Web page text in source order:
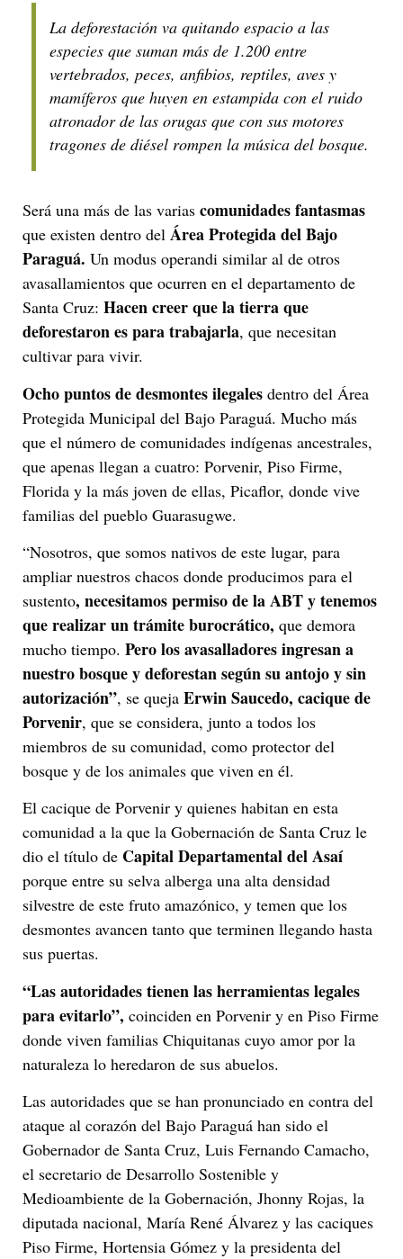
La deforestación va quitando espacio a las
especies que suman más de 1.200 entre
vertebrados, peces, anfibios, reptiles, aves y
mamíferos que huyen en estampida con el ruido
atronador de las orugas que con sus motores
tragones de diésel rompen la música del bosque.
Será una más de las varias comunidades fantasmas
que existen dentro del Área Protegida del Bajo
Paraguá. Un modus operandi similar al de otros
avasallamientos que ocurren en el departamento de
Santa Cruz: Hacen creer que la tierra que
deforestaron es para trabajarla, que necesitan
cultivar para vivir.
Ocho puntos de desmontes ilegales dentro del Área
Protegida Municipal del Bajo Paraguá. Mucho más
que el número de comunidades indígenas ancestrales,
que apenas llegan a cuatro: Porvenir, Piso Firme,
Florida y la más joven de ellas, Picaflor, donde vive
familias del pueblo Guarasugwe.
“Nosotros, que somos nativos de este lugar, para
ampliar nuestros chacos donde producimos para el
sustento, necesitamos permiso de la ABT y tenemos
que realizar un trámite burocrático, que demora
mucho tiempo. Pero los avasalladores ingresan a
nuestro bosque y deforestan según su antojo y sin
autorización”, se queja Erwin Saucedo, cacique de
Porvenir, que se considera, junto a todos los
miembros de su comunidad, como protector del
bosque y de los animales que viven en él.
El cacique de Porvenir y quienes habitan en esta
comunidad a la que la Gobernación de Santa Cruz le
dio el título de Capital Departamental del Asaí
porque entre su selva alberga una alta densidad
silvestre de este fruto amazónico, y temen que los
desmontes avancen tanto que terminen llegando hasta
sus puertas.
“Las autoridades tienen las herramientas legales
para evitarlo”, coinciden en Porvenir y en Piso Firme
donde viven familias Chiquitanas cuyo amor por la
naturaleza lo heredaron de sus abuelos.
Las autoridades que se han pronunciado en contra del
ataque al corazón del Bajo Paraguá han sido el
Gobernador de Santa Cruz, Luis Fernando Camacho,
el secretario de Desarrollo Sostenible y
Medioambiente de la Gobernación, Jhonny Rojas, la
diputada nacional, María René Álvarez y las caciques
Piso Firme, Hortensia Gómez y la presidenta del